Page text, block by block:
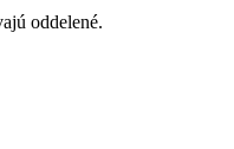
oddelené.